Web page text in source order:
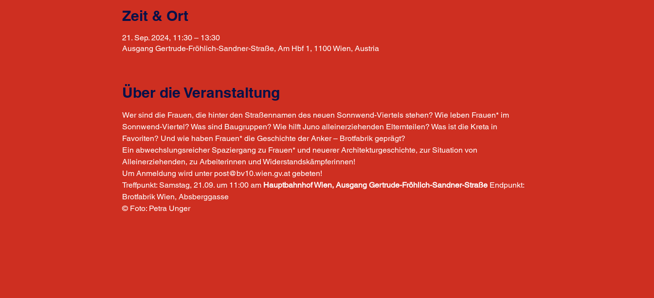
Zeit & Ort
21. Sep. 2024, 11:30 – 13:30
Ausgang Gertrude-Fröhlich-Sandner-Straße, Am Hbf 1, 1100 Wien, Austria
Über die Veranstaltung
Wer sind die Frauen, die hinter den Straßennamen des neuen Sonnwend-Viertels stehen? Wie leben Frauen* im
Sonnwend-Viertel? Was sind Baugruppen? Wie hilft Juno alleinerziehenden Elternteilen? Was ist die Kreta in
Favoriten? Und wie haben Frauen* die Geschichte der Anker – Brotfabrik geprägt?
Ein abwechslungsreicher Spaziergang zu Frauen* und neuerer Architekturgeschichte, zur Situation von
Alleinerziehenden, zu Arbeiterinnen und Widerstandskämpferinnen!
Um Anmeldung wird unter post@bv10.wien.gv.at gebeten!
Treffpunkt: Samstag, 21.09. um 11:00 am Hauptbahnhof Wien, Ausgang Gertrude-Fröhlich-Sandner-Straße Endpunkt:
Brotfabrik Wien, Absberggasse
© Foto: Petra Unger